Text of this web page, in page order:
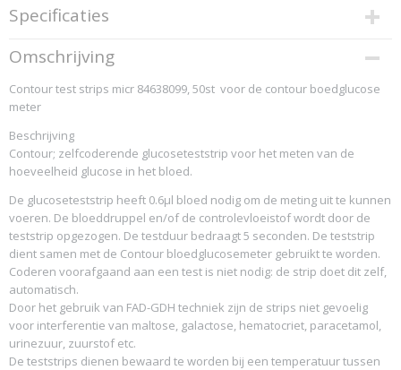
Specificaties
EAN code
5016003708305
Omschrijving
Contour test strips micr 84638099, 50st voor de contour boedglucose
meter
Beschrijving
Contour; zelfcoderende glucoseteststrip voor het meten van de
hoeveelheid glucose in het bloed.
De glucoseteststrip heeft 0.6µl bloed nodig om de meting uit te kunnen
voeren. De bloeddruppel en/of de controlevloeistof wordt door de
teststrip opgezogen. De testduur bedraagt 5 seconden. De teststrip
dient samen met de Contour bloedglucosemeter gebruikt te worden.
Coderen voorafgaand aan een test is niet nodig: de strip doet dit zelf,
automatisch.
Door het gebruik van FAD-GDH techniek zijn de strips niet gevoelig
voor interferentie van maltose, galactose, hematocriet, paracetamol,
urinezuur, zuurstof etc.
De teststrips dienen bewaard te worden bij een temperatuur tussen